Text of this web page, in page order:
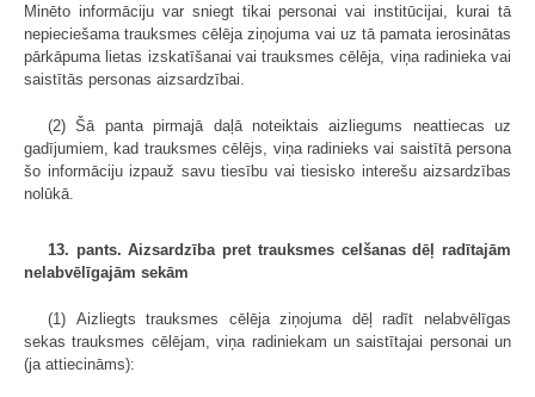
Minēto informāciju var sniegt tikai personai vai institūcijai, kurai tā
nepieciešama trauksmes cēlēja ziņojuma vai uz tā pamata ierosinātas
pārkāpuma lietas izskatīšanai vai trauksmes cēlēja, viņa radinieka vai
saistītās personas aizsardzībai.
(2) Šā panta pirmajā daļā noteiktais aizliegums neattiecas uz
gadījumiem, kad trauksmes cēlējs, viņa radinieks vai saistītā persona
šo informāciju izpauž savu tiesību vai tiesisko interešu aizsardzības
nolūkā.
13. pants. Aizsardzība pret trauksmes celšanas dēļ radītajām
nelabvēlīgajām sekām
(1) Aizliegts trauksmes cēlēja ziņojuma dēļ radīt nelabvēlīgas
sekas trauksmes cēlējam, viņa radiniekam un saistītajai personai un
(ja attiecināms):